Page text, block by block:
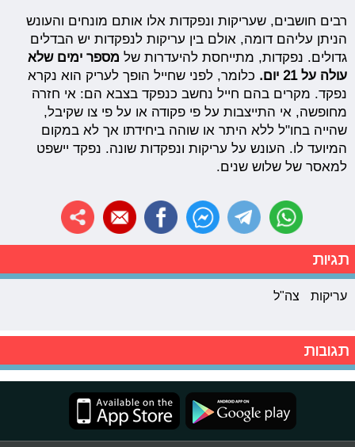
רבים חושבים, שעריקות ונפקדות אלו אותם מונחים והעונש
הניתן עליהם דומה, אולם בין עריקות לנפקדות יש הבדלים
גדולים. נפקדות, מתייחסת להיעדרות של מספר ימים שלא
עולה על 21 יום.
כלומר, לפני שחייל הופך לעריק הוא נקרא
נפקד. מקרים בהם חייל נחשב כנפקד בצבא הם: אי חזרה
מחופשה, אי התייצבות על פי פקודה או על פי צו שקיבל,
שהייה בחו"ל ללא היתר או שוהה ביחידתו אך לא במקום
המיועד לו. העונש על עריקות ונפקדות שונה. נפקד יישפט
למאסר של שלוש שנים.
תגיות
עריקות צה"ל
תגובות